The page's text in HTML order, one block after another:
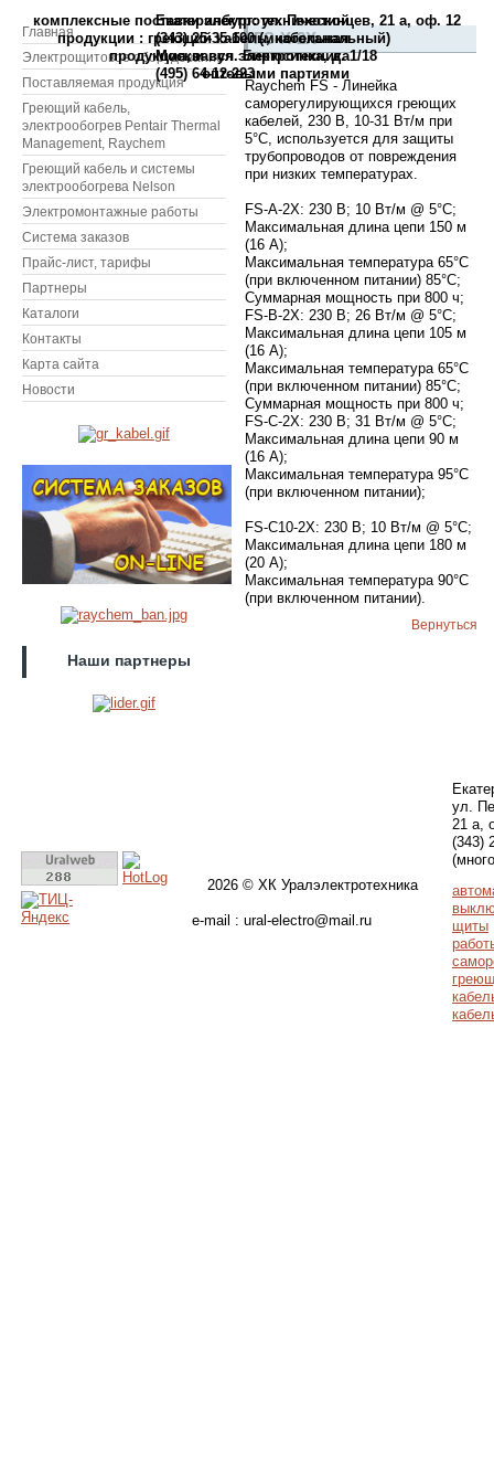
комплексные поставки электротехнической
продукции : греющий кабель, кабельная
продукция, и вся электротехника
оптовыми партиями
Екатеринбург: ул. Пехотинцев, 21 а, оф. 12
(343) 25-35-100 (многоканальный)
Москва: ул. Бирюсинка, д. 1/18
(495) 64-12-223
Главная
Электрощитовое оборудование
Поставляемая продукция
Греющий кабель,
электрообогрев Pentair Thermal
Management, Raychem
Греющий кабель и системы
электрообогрева Nelson
Электромонтажные работы
Система заказов
Прайс-лист, тарифы
Партнеры
Каталоги
Контакты
Карта сайта
Новости
Наши партнеры
FS-X-2X
Raychem FS - Линейка
саморегулирующихся греющих
кабелей, 230 В, 10-31 Вт/м при
5°C, используется для защиты
трубопроводов от повреждения
при низких температурах.
FS-A-2X: 230 В; 10 Вт/м @ 5°C;
Максимальная длина цепи 150 м
(16 A);
Максимальная температура 65°C
(при включенном питании) 85°C;
Суммарная мощность при 800 ч;
FS-B-2X: 230 В; 26 Вт/м @ 5°C;
Максимальная длина цепи 105 м
(16 A);
Максимальная температура 65°C
(при включенном питании) 85°C;
Суммарная мощность при 800 ч;
FS-C-2X: 230 В; 31 Вт/м @ 5°C;
Максимальная длина цепи 90 м
(16 A);
Максимальная температура 95°C
(при включенном питании);
FS-C10-2X: 230 В; 10 Вт/м @ 5°C;
Максимальная длина цепи 180 м
(20 A);
Максимальная температура 90°C
(при включенном питании).
Вернуться
2026 © ХК Уралэлектротехника
e-mail : ural-electro@mail.ru
ул.
21 а,
(343)
щиты